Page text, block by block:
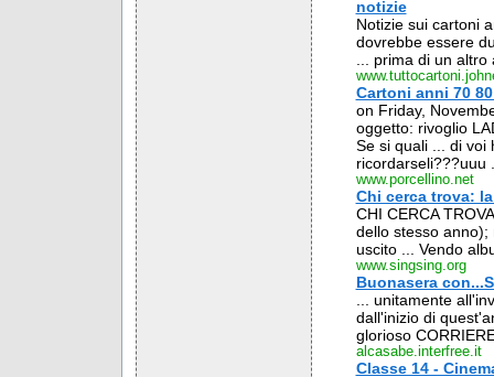
notizie
Notizie sui cartoni
dovrebbe essere
... prima di un
Cartoni anni 70
on Friday,
oggetto: rivoglio
Se si quali ... di voi
ricordarseli???uuu
www.porcellino.net
Chi cerca trova:
CHI CERCA
dello stesso
uscito ... Vendo
www.singsing.org
Buonasera
... unitamente
dall'inizio di
glorioso
alcasabe.interfree.it
Classe 14 -